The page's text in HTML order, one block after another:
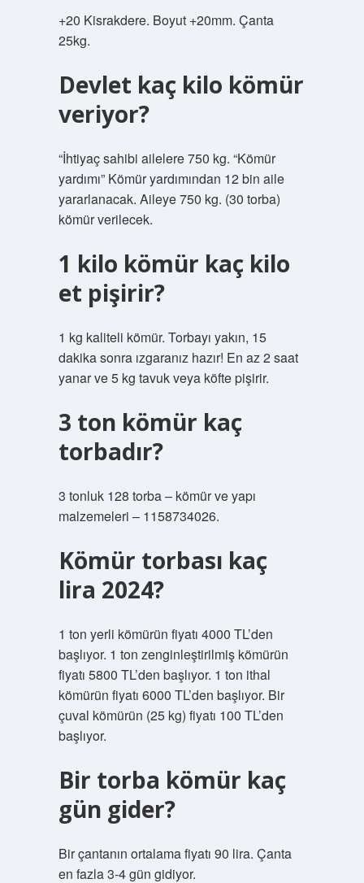
+20 Kisrakdere. Boyut +20mm. Çanta
25kg.
Devlet kaç kilo kömür
veriyor?
“İhtiyaç sahibi ailelere 750 kg. “Kömür
yardımı” Kömür yardımından 12 bin aile
yararlanacak. Aileye 750 kg. (30 torba)
kömür verilecek.
1 kilo kömür kaç kilo
et pişirir?
1 kg kaliteli kömür. Torbayı yakın, 15
dakika sonra ızgaranız hazır! En az 2 saat
yanar ve 5 kg tavuk veya köfte pişirir.
3 ton kömür kaç
torbadır?
3 tonluk 128 torba – kömür ve yapı
malzemeleri – 1158734026.
Kömür torbası kaç
lira 2024?
1 ton yerli kömürün fiyatı 4000 TL’den
başlıyor. 1 ton zenginleştirilmiş kömürün
fiyatı 5800 TL’den başlıyor. 1 ton ithal
kömürün fiyatı 6000 TL’den başlıyor. Bir
çuval kömürün (25 kg) fiyatı 100 TL’den
başlıyor.
Bir torba kömür kaç
gün gider?
Bir çantanın ortalama fiyatı 90 lira. Çanta
en fazla 3-4 gün gidiyor.